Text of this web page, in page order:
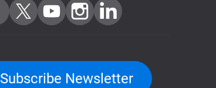
Subscribe Newsletter